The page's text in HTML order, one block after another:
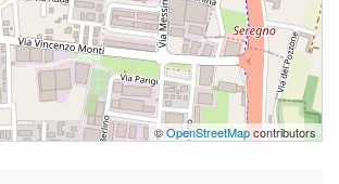
©OpenStreetMapcontributors